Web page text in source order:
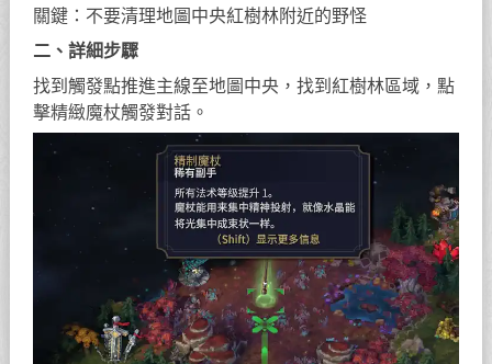
關鍵：不要清理地圖中央紅樹林附近的野怪
二、詳細步驟
找到觸發點推進主線至地圖中央，找到紅樹林區域，點
擊精緻魔杖觸發對話。